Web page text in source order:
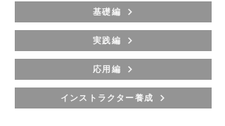
基礎編
実践編
応用編
インストラクター養成